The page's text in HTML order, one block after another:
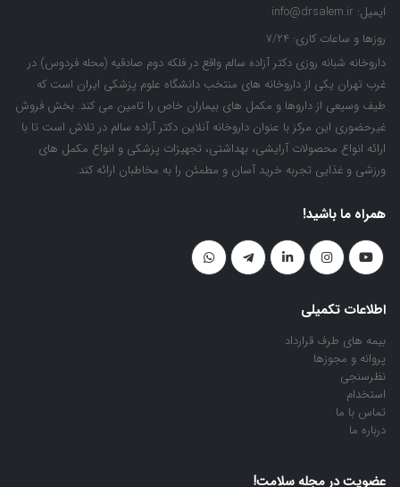
ایمیل: info@drsalem.ir
روزها و ساعات کاری: 7/24
داروخانه شبانه روزی دکتر آزاده سالم واقع در فلکه دوم صادقیه (محله فردوس) در
غرب تهران یکی از داروخانه های منتخب دانشگاه علوم پزشکی ایران است که
طیف وسیعی از داروها و مکمل های بیماران خاص را تامین می کند. بخش فروش
غیرحضوری این مرکز با عنوان داروخانه آنلاین دکتر آزاده سالم در تلاش است تا با
ارائه انواع محصولات آرایشی، بهداشتی، تجهیزات پزشکی و انواع مکمل های
ورزشی و غذایی تجربه خرید آسان و مطمئن را به مخاطبان ارائه کند.
همراه ما باشید!
اطلاعات تکمیلی
بیمه های طرف قرارداد
پروانه و مجوزها
نظرسنجی
استخدام
تماس با ما
درباره ما
عضویت در مجله سلامت!